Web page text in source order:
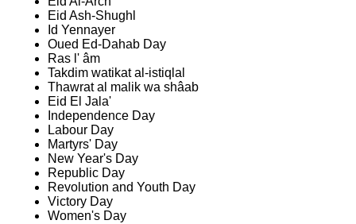
Eid Ash-Shughl
Id Yennayer
Oued Ed-Dahab Day
Ras l' âm
Takdim watikat al-istiqlal
Thawrat al malik wa shâab
Eid El Jala'
Independence Day
Labour Day
Martyrs' Day
New Year's Day
Republic Day
Revolution and Youth Day
Victory Day
Women's Day